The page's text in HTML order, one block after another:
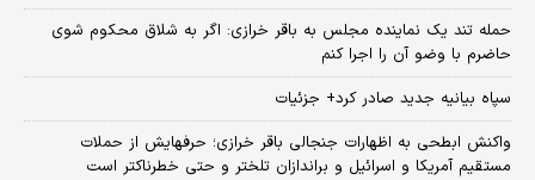
حمله تند یک نماینده مجلس به باقر خرازی: اگر به شلاق محکوم شوی
حاضرم با وضو آن را اجرا کنم
سپاه بیانیه جدید صادر کرد+ جزئیات
واکنش ابطحی به اظهارات جنجالی باقر خرازی؛ حرفهایش از حملات
مستقیم آمریکا و اسرائیل و براندازان تلختر و حتی خطرناکتر است